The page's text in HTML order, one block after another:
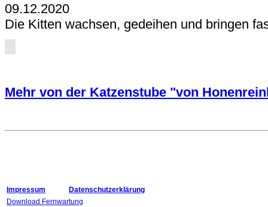
09.12.2020
Die Kitten wachsen, gedeihen und bringen
Mehr von der Katzenstube "von
Impressum
Datenschutzerklärung
Download Fernwartung